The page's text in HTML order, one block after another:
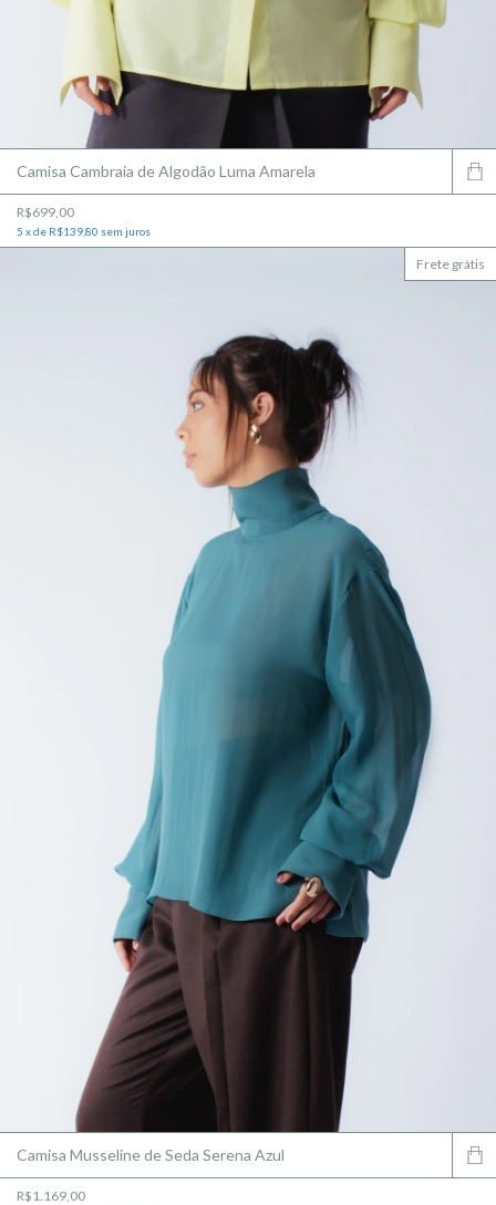
Camisa Cambraia de Algodão Luma Amarela
R$699,00
5 xde R$139,80 sem juros
Frete grátis
Camisa Musseline de Seda Serena Azul
R$1.169,00